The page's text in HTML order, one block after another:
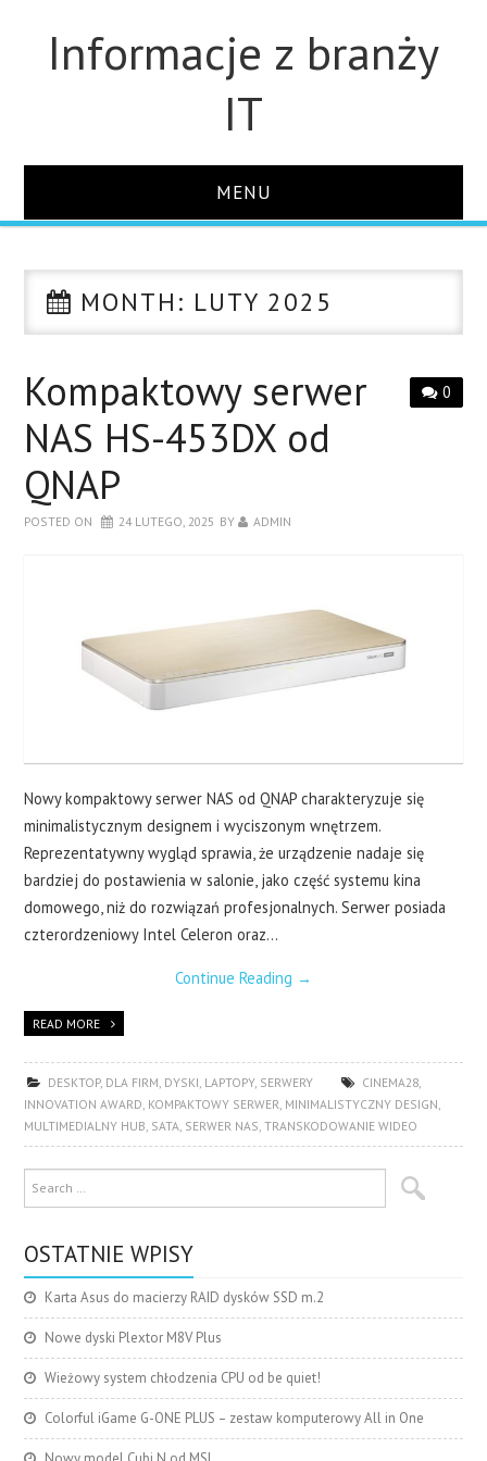
Informacje z branży
IT
MENU
DLA FIRM
MONITORY
LAPTOPY
O NAS
MONTH: LUTY 2025
0
Kompaktowy serwer
NAS HS-453DX od
QNAP
POSTED ON 24 LUTEGO, 2025 BY ADMIN
Nowy kompaktowy serwer NAS od QNAP charakteryzuje się
minimalistycznym designem i wyciszonym wnętrzem.
Reprezentatywny wygląd sprawia, że urządzenie nadaje się
bardziej do postawienia w salonie, jako część systemu kina
domowego, niż do rozwiązań profesjonalnych. Serwer posiada
czterordzeniowy Intel Celeron oraz…
Continue Reading →
READ MORE
DESKTOP, DLA FIRM, DYSKI, LAPTOPY, SERWERY CINEMA28,
INNOVATION AWARD, KOMPAKTOWY SERWER, MINIMALISTYCZNY DESIGN,
MULTIMEDIALNY HUB, SATA, SERWER NAS,TRANSKODOWANIE WIDEO
OSTATNIE WPISY
Karta Asus do macierzy RAID dysków SSD m.2
Nowe dyski Plextor M8V Plus
Wieżowy system chłodzenia CPU od be quiet!
Colorful iGame G-ONE PLUS – zestaw komputerowy All in One